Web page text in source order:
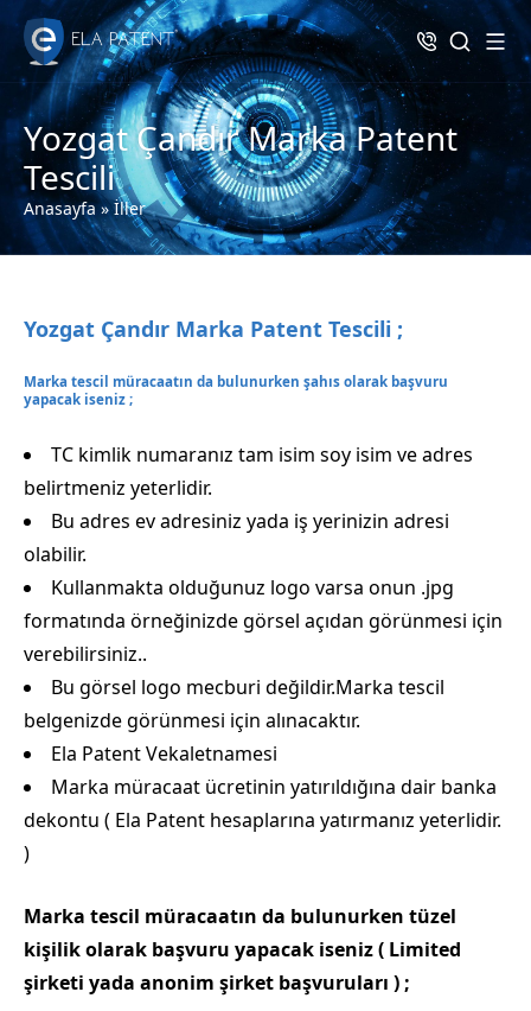
Yozgat Çandır Marka Patent
Tescili
Anasayfa»İller
Yozgat Çandır Marka Patent Tescili ;
Marka tescil müracaatın da bulunurken şahıs olarak başvuru
yapacak iseniz ;
TC kimlik numaranız tam isim soy isim ve adres
belirtmeniz yeterlidir.
Bu adres ev adresiniz yada iş yerinizin adresi
olabilir.
Kullanmakta olduğunuz logo varsa onun .jpg
formatında örneğinizde görsel açıdan görünmesi için
verebilirsiniz..
Bu görsel logo mecburi değildir.Marka tescil
belgenizde görünmesi için alınacaktır.
Ela Patent Vekaletnamesi
Marka müracaat ücretinin yatırıldığına dair banka
dekontu ( Ela Patent hesaplarına yatırmanız yeterlidir.
)
Marka tescil müracaatın da bulunurken tüzel
kişilik olarak başvuru yapacak iseniz ( Limited
şirketi yada anonim şirket başvuruları ) ;